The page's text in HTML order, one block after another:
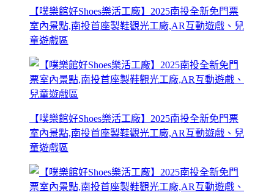
【噗樂館好Shoes樂活工廠】2025南投全新免門票
室內景點,南投首座製鞋觀光工廠,AR互動遊戲、兒
童遊戲區
【噗樂館好Shoes樂活工廠】2025南投全新免門票
室內景點,南投首座製鞋觀光工廠,AR互動遊戲、兒
童遊戲區